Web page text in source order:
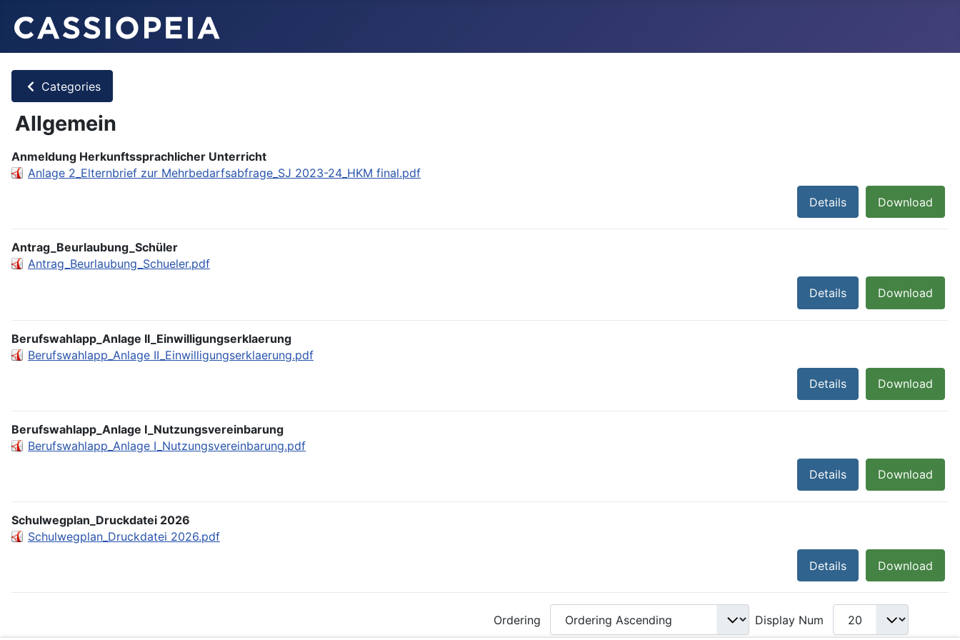
Categories
Allgemein
Anmeldung Herkunftssprachlicher Unterricht
Anlage 2_Elternbrief zur Mehrbedarfsabfrage_SJ 2023-24_HKM final.pdf
Download
Details
Antrag_Beurlaubung_Schüler
Antrag_Beurlaubung_Schueler.pdf
Download
Details
Berufswahlapp_Anlage II_Einwilligungserklaerung
Berufswahlapp_Anlage II_Einwilligungserklaerung.pdf
Download
Details
Berufswahlapp_Anlage I_Nutzungsvereinbarung
Berufswahlapp_Anlage I_Nutzungsvereinbarung.pdf
Download
Details
Schulwegplan_Druckdatei 2026
Schulwegplan_Druckdatei 2026.pdf
Download
Details
Ordering Display Num